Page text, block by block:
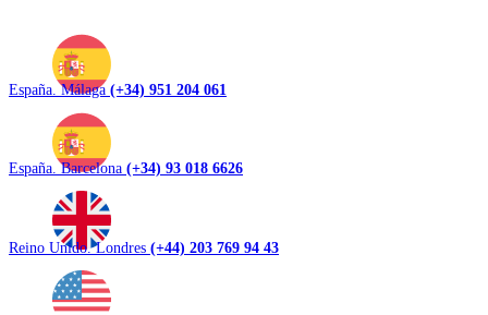
España. Málaga (+34) 951 204 061
España. Barcelona (+34) 93 018 6626
Reino Unido. Londres (+44) 203 769 94 43